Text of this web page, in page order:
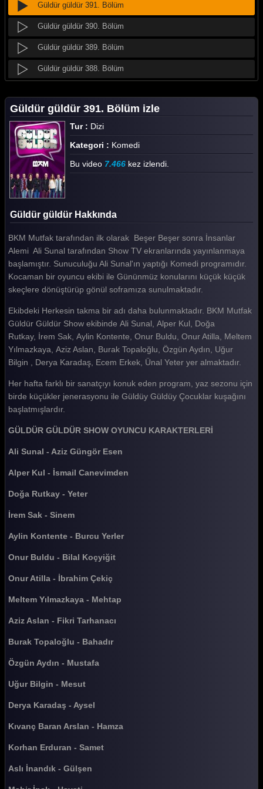
Güldür güldür 391. Bölüm
Güldür güldür 390. Bölüm
Güldür güldür 389. Bölüm
Güldür güldür 388. Bölüm
Güldür güldür 386. Bölüm
Güldür güldür 385. Bölüm
Güldür güldür 384. Bölüm
Güldür güldür 383. Bölüm
Güldür güldür 382. Bölüm
Güldür güldür 381. Bölüm
Güldür güldür 380. Bölüm
Güldür güldür 379. Bölüm
Güldür güldür 378. Bölüm
Güldür güldür 376. Bölüm
Güldür güldür 375. Bölüm
Güldür güldür 374. Bölüm
Güldür güldür 373. Bölüm
Güldür güldür 372. Bölüm
Güldür güldür 371. Bölüm
Güldür güldür 370. Bölüm
Güldür güldür 369. Bölüm
Güldür güldür 368. Bölüm
Güldür güldür 367. Bölüm
Güldür güldür 366. Bölüm
Güldür güldür 365. Bölüm
Güldür güldür 364. Bölüm
Güldür güldür 363. Bölüm
Güldür güldür 362. Bölüm
Güldür güldür 361. Bölüm
Güldür güldür 360. Bölüm
Güldür güldür 359. Bölüm
Güldür güldür 358. Bölüm
Güldür güldür 357. Bölüm
Güldür güldür 356. Bölüm
Güldür güldür 355. Bölüm
Güldür güldür 354. Bölüm
Güldür güldür 391. Bölüm izle
Tur : Dizi
Kategori : Komedi
Bu video 7.466 kez izlendi.
Güldür güldür Hakkında
BKM Mutfak tarafından ilk olarak Beşer Beşer sonra İnsanlar
Alemi Ali Sunal tarafından Show TV ekranlarında yayınlanmaya
başlamıştır. Sunuculuğu Ali Sunal'ın yaptığı Komedi programıdır.
Kocaman bir oyuncu ekibi ile Gününmüz konularını küçük küçük
skeçlere dönüştürüp gönül soframıza sunulmaktadır.
Ekibdeki Herkesin takma bir adı daha bulunmaktadır. BKM Mutfak
Güldür Güldür Show ekibinde Ali Sunal, Alper Kul, Doğa
Rutkay, İrem Sak, Aylin Kontente, Onur Buldu, Onur Atilla, Meltem
Yılmazkaya, Aziz Aslan, Burak Topaloğlu, Özgün Aydın, Uğur
Bilgin , Derya Karadaş, Ecem Erkek, Ünal Yeter yer almaktadır.
Her hafta farklı bir sanatçıyı konuk eden program, yaz sezonu için
birde küçükler jenerasyonu ile Güldüy Güldüy Çocuklar kuşağını
başlatmışlardır.
GÜLDÜR GÜLDÜR SHOW OYUNCU KARAKTERLERİ
Ali Sunal - Aziz Güngör Esen
Alper Kul - İsmail Canevimden
Doğa Rutkay - Yeter
İrem Sak - Sinem
Aylin Kontente - Burcu Yerler
Onur Buldu - Bilal Koçyiğit
Onur Atilla - İbrahim Çekiç
Meltem Yılmazkaya - Mehtap
Aziz Aslan - Fikri Tarhanacı
Burak Topaloğlu - Bahadır
Özgün Aydın - Mustafa
Uğur Bilgin - Mesut
Derya Karadaş - Aysel
Kıvanç Baran Arslan - Hamza
Korhan Erduran - Samet
Aslı İnandık - Gülşen